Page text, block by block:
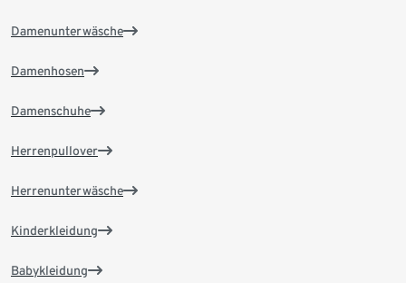
Damenunterwäsche
Damenhosen
Damenschuhe
Herrenpullover
Herrenunterwäsche
Kinderkleidung
Babykleidung